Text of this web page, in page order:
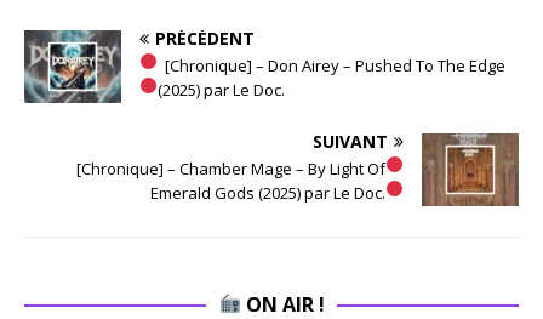
PRÉCÉDENT
[Chronique] – Don Airey – Pushed To The Edge
(2025) par Le Doc.
SUIVANT
[Chronique] – Chamber Mage – By Light Of
Emerald Gods (2025) par Le Doc.
ON AIR !